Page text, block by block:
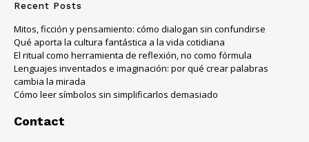
Recent Posts
Mitos, ficción y pensamiento: cómo dialogan sin confundirse
Qué aporta la cultura fantástica a la vida cotidiana
El ritual como herramienta de reflexión, no como fórmula
Lenguajes inventados e imaginación: por qué crear palabras
cambia la mirada
Cómo leer símbolos sin simplificarlos demasiado
Contact